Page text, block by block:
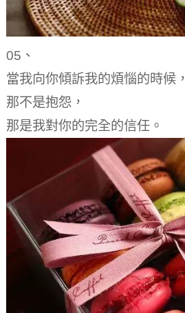
05、
當我向你傾訴我的煩惱的時候，
那不是抱怨，
那是我對你的完全的信任。